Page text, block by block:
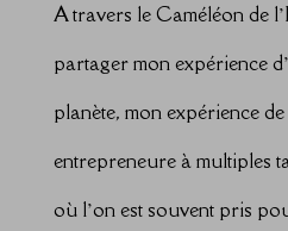
A travers le Caméléon de
partager mon expérience
planète, mon expérience
entrepreneure à multiples
où l’on est souvent pris